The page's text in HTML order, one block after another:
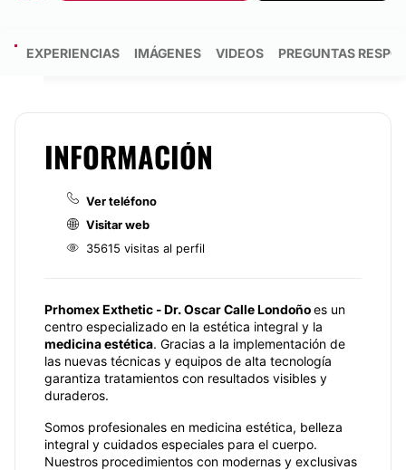
EXPERIENCIAS IMÁGENES VIDEOS PREGUNTAS
INFORMACIÓN
Ver teléfono
Visitar web
35615 visitas al perfil
Prhomex Exthetic - Dr. Oscar Calle Londoñoes un
centro especializado en la estética integral y la
medicina estética. Gracias a la implementación de
las nuevas técnicas y equipos de alta tecnología
garantiza tratamientos con resultados visibles y
duraderos.
Somos profesionales en medicina estética, belleza
integral y cuidados especiales para el cuerpo.
Nuestros procedimientos con modernas y exclusivas